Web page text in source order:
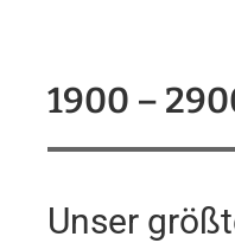
1900 –
Unser